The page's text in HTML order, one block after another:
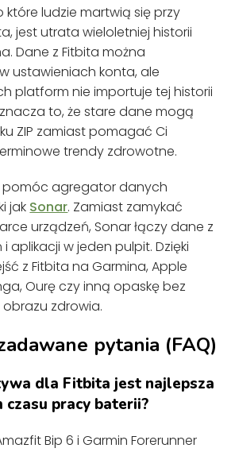
które ludzie martwią się przy
jest utrata wieloletniej historii
Dane z Fitbita można
ustawieniach konta, ale
platform nie importuje tej historii
to, że stare dane mogą
ZIP zamiast pomagać Ci
trendy zdrowotne.
pomóc agregator danych
jak Sonar. Zamiast zamykać
urządzeń, Sonar łączy dane z
aplikacji w jeden pulpit. Dzięki
z Fitbita na Garmina, Apple
Ourę czy inną opaskę bez
zdrowia.
pytania (FAQ)
dla Fitbita jest najlepsza
pracy baterii?
Bip 6 i Garmin Forerunner